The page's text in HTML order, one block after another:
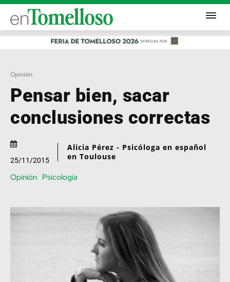
Opinión
Pensar bien, sacar
conclusiones correctas
25/11/2015
Alicia Pérez - Psicóloga en español
en Toulouse
Opinión Psicología